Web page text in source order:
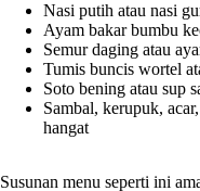
Nasi putih atau nasi
Ayam bakar bumbu
Semur daging atau
Tumis buncis wortel
Soto bening atau sup
Sambal, kerupuk,
hangat
Susunan menu seperti ini